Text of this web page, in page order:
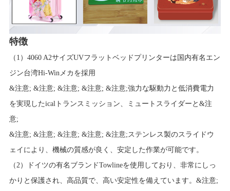
特徴
（1）4060 A2サイズUVフラットベッドプリンターは国内有名エン
ジン台湾Hi-Winメカを採用
&注意; &注意; &注意; &注意; &注意;強力な駆動力と低消費電力
を実現したicalトランスミッション、ミュートスライダーと&注
意;
&注意; &注意; &注意; &注意; &注意;ステンレス製のスライドウ
ェイにより、機械の質感が良く、安定した作業が可能です。
（2）ドイツの有名ブランドTowlineを使用しており、非常にしっ
かりと保護され、高品質で、高い安定性を備えています。&注意;